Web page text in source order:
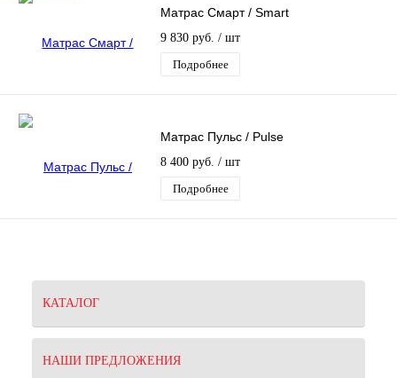
Матрас Смарт / Smart
9 830 руб. / шт
Подробнее
Матрас Пульс / Pulse
8 400 руб. / шт
Подробнее
КАТАЛОГ
НАШИ ПРЕДЛОЖЕНИЯ